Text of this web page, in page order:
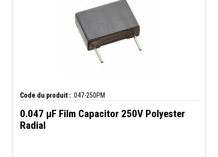
Code du produit : .047-250PM
0.047 µF Film Capacitor 250V Polyester
Radial